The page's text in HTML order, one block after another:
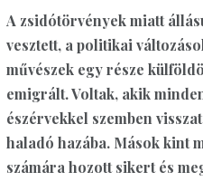
A zsidótörvények miatt
vesztett, a politikai
művészek egy része
emigrált. Voltak, akik
észérvekkel szemben
haladó hazába. Mások kint
számára hozott sikert és